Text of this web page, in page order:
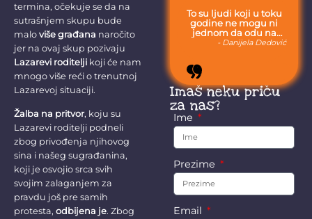
termina, očekuje se da na
sutrašnjem skupu bude
malo više građana naročito
jer na ovaj skup pozivaju
Lazarevi roditelji koji će nam
mnogo više reći o trenutnoj
Lazarevoj situaciji.
Žalba na pritvor, koju su
Lazarevi roditelji podneli
zbog privođenja njihovog
sina i našeg sugrađanina,
koji je osvojio srca svih
svojim zalaganjem za
pravdu još pre samih
protesta, odbijena je. Zbog
To su ljudi koji u toku
godine ne mogu ni
jednom da odu na
more, jer moraju da
- Danijela Dedović
Imaš neku priču
za nas?
Ime
Prezime
Email